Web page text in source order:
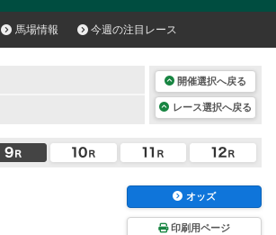
馬場情報 今週の注目レース
開催選択へ戻る
レース選択へ戻る
オッズ
印刷用ページ